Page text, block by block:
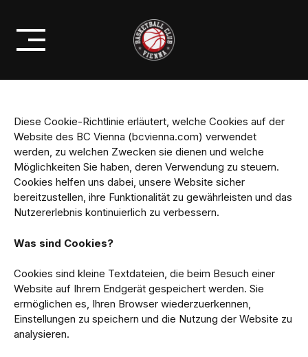
content
Diese Cookie-Richtlinie erläutert, welche Cookies auf der
Website des BC Vienna (bcvienna.com) verwendet
werden, zu welchen Zwecken sie dienen und welche
Möglichkeiten Sie haben, deren Verwendung zu steuern.
Cookies helfen uns dabei, unsere Website sicher
bereitzustellen, ihre Funktionalität zu gewährleisten und das
Nutzererlebnis kontinuierlich zu verbessern.
Was sind Cookies?
Cookies sind kleine Textdateien, die beim Besuch einer
Website auf Ihrem Endgerät gespeichert werden. Sie
ermöglichen es, Ihren Browser wiederzuerkennen,
Einstellungen zu speichern und die Nutzung der Website zu
analysieren.